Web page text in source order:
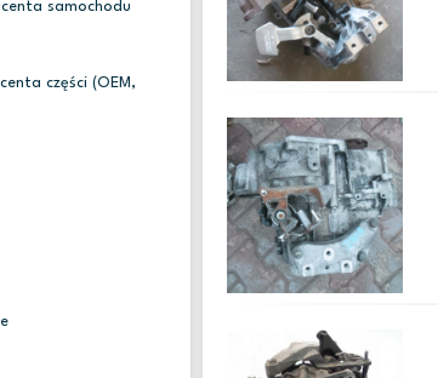
samochodu
części (OEM,